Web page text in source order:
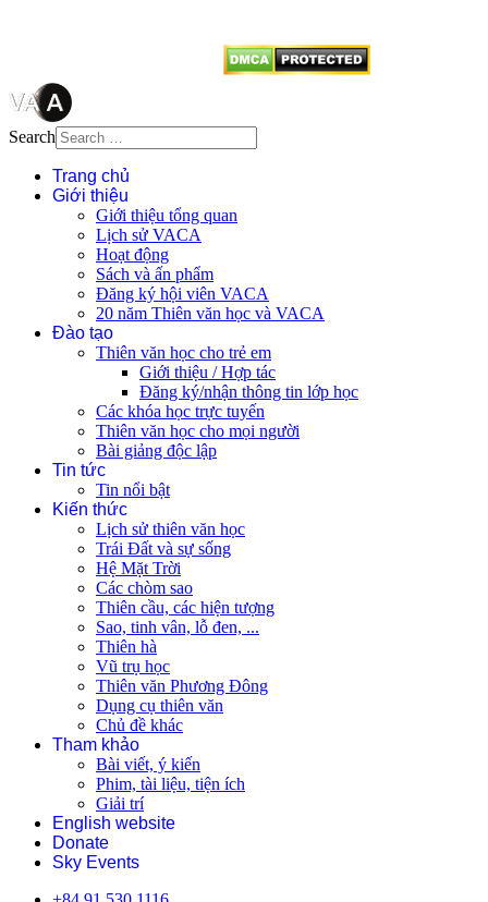
Search
Trang chủ
Giới thiệu
Giới thiệu tổng quan
Lịch sử VACA
Hoạt động
Sách và ấn phẩm
Đăng ký hội viên VACA
20 năm Thiên văn học và VACA
Đào tạo
Thiên văn học cho trẻ em
Giới thiệu / Hợp tác
Đăng ký/nhận thông tin lớp học
Các khóa học trực tuyến
Thiên văn học cho mọi người
Bài giảng độc lập
Tin tức
Tin nổi bật
Kiến thức
Lịch sử thiên văn học
Trái Đất và sự sống
Hệ Mặt Trời
Các chòm sao
Thiên cầu, các hiện tượng
Sao, tinh vân, lỗ đen, ...
Thiên hà
Vũ trụ học
Thiên văn Phương Đông
Dụng cụ thiên văn
Chủ đề khác
Tham khảo
Bài viết, ý kiến
Phim, tài liệu, tiện ích
Giải trí
English website
Donate
Sky Events